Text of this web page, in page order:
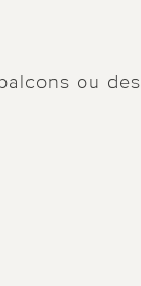
ou des